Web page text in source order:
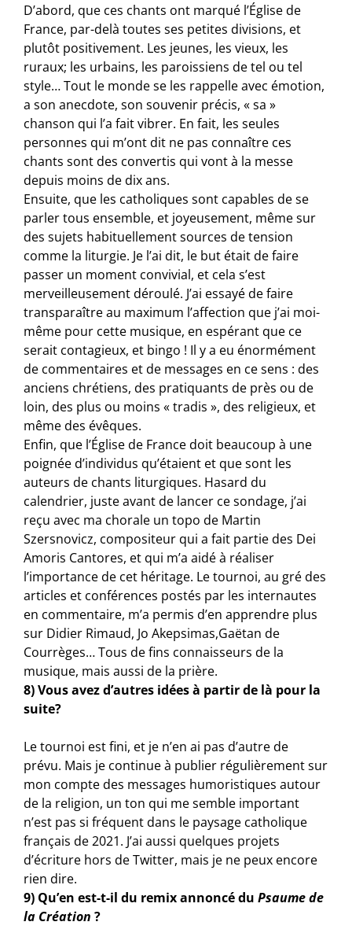
D’abord, que ces chants ont marqué l’Église de
France, par-delà toutes ses petites divisions, et
plutôt positivement. Les jeunes, les vieux, les
ruraux; les urbains, les paroissiens de tel ou tel
style… Tout le monde se les rappelle avec émotion,
a son anecdote, son souvenir précis, « sa »
chanson qui l’a fait vibrer. En fait, les seules
personnes qui m’ont dit ne pas connaître ces
chants sont des convertis qui vont à la messe
depuis moins de dix ans.
Ensuite, que les catholiques sont capables de se
parler tous ensemble, et joyeusement, même sur
des sujets habituellement sources de tension
comme la liturgie. Je l’ai dit, le but était de faire
passer un moment convivial, et cela s’est
merveilleusement déroulé. J’ai essayé de faire
transparaître au maximum l’affection que j’ai moi-
même pour cette musique, en espérant que ce
serait contagieux, et bingo ! Il y a eu énormément
de commentaires et de messages en ce sens : des
anciens chrétiens, des pratiquants de près ou de
loin, des plus ou moins « tradis », des religieux, et
même des évêques.
Enfin, que l’Église de France doit beaucoup à une
poignée d’individus qu’étaient et que sont les
auteurs de chants liturgiques. Hasard du
calendrier, juste avant de lancer ce sondage, j’ai
reçu avec ma chorale un topo de Martin
Szersnovicz, compositeur qui a fait partie des Dei
Amoris Cantores, et qui m’a aidé à réaliser
l’importance de cet héritage. Le tournoi, au gré des
articles et conférences postés par les internautes
en commentaire, m’a permis d’en apprendre plus
sur Didier Rimaud, Jo Akepsimas,Gaëtan de
Courrèges… Tous de fins connaisseurs de la
musique, mais aussi de la prière.
8) Vous avez d’autres idées à partir de là pour la
suite?
Le tournoi est fini, et je n’en ai pas d’autre de
prévu. Mais je continue à publier régulièrement sur
mon compte des messages humoristiques autour
de la religion, un ton qui me semble important
n’est pas si fréquent dans le paysage catholique
français de 2021. J’ai aussi quelques projets
d’écriture hors de Twitter, mais je ne peux encore
rien dire.
9) Qu’en est-t-il du remix annoncé du Psaume de
la Création ?